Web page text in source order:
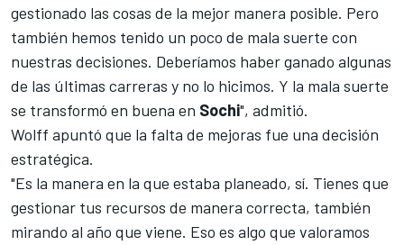
gestionado las cosas de la mejor manera posible. Pero
también hemos tenido un poco de mala suerte con
nuestras decisiones. Deberíamos haber ganado algunas
de las últimas carreras y no lo hicimos. Y la mala suerte
se transformó en buena en Sochi", admitió.
Wolff apuntó que la falta de mejoras fue una decisión
estratégica.
"Es la manera en la que estaba planeado, sí. Tienes que
gestionar tus recursos de manera correcta, también
mirando al año que viene. Eso es algo que valoramos